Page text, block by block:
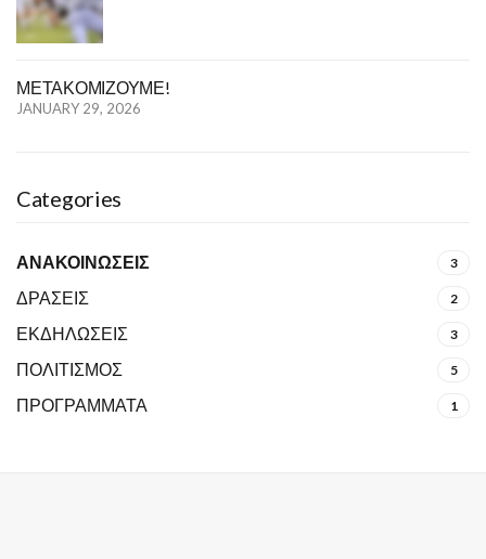
ΜΕΤΑΚΟΜΙΖΟΥΜΕ!
JANUARY 29, 2026
Categories
ΑΝΑΚΟΙΝΩΣΕΙΣ 3
ΔΡΑΣΕΙΣ 2
ΕΚΔΗΛΩΣΕΙΣ 3
ΠΟΛΙΤΙΣΜΟΣ 5
ΠΡΟΓΡΑΜΜΑΤΑ 1